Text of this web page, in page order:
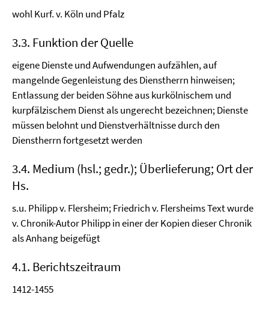
wohl Kurf. v. Köln und Pfalz
3.3. Funktion der Quelle
eigene Dienste und Aufwendungen aufzählen, auf
mangelnde Gegenleistung des Dienstherrn hinweisen;
Entlassung der beiden Söhne aus kurkölnischem und
kurpfälzischem Dienst als ungerecht bezeichnen; Dienste
müssen belohnt und Dienstverhältnisse durch den
Dienstherrn fortgesetzt werden
3.4. Medium (hsl.; gedr.); Überlieferung; Ort der
Hs.
s.u. Philipp v. Flersheim; Friedrich v. Flersheims Text wurde
v. Chronik-Autor Philipp in einer der Kopien dieser Chronik
als Anhang beigefügt
4.1. Berichtszeitraum
1412-1455